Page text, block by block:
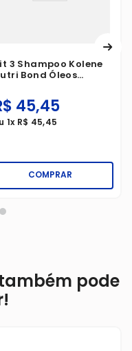
3 Shampoo Kolene
Bond Óleos
45,45
1x R$ 45,45
COMPRAR
pode